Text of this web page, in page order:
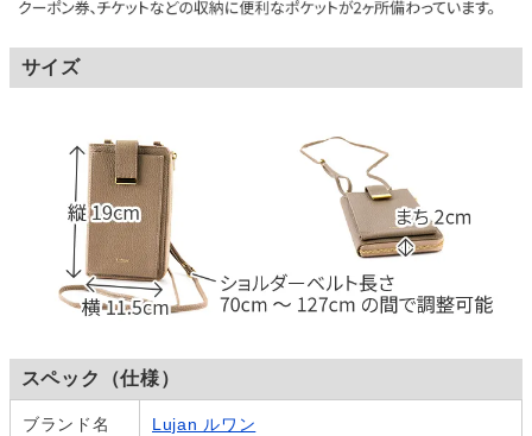
サイズ
スペック（仕様）
ブランド名 Lujan ルワン